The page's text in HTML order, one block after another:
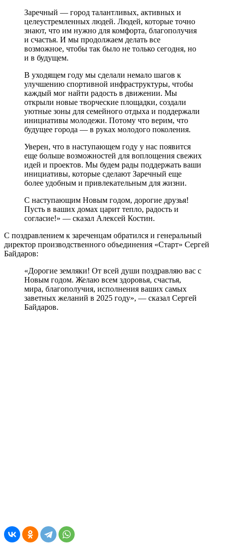
Заречный — город талантливых, активных и
целеустремленных людей. Людей, которые точно
знают, что им нужно для комфорта, благополучия
и счастья. И мы продолжаем делать все
возможное, чтобы так было не только сегодня, но
и в будущем.
В уходящем году мы сделали немало шагов к
улучшению спортивной инфраструктуры, чтобы
каждый мог найти радость в движении. Мы
открыли новые творческие площадки, создали
уютные зоны для семейного отдыха и поддержали
инициативы молодежи. Потому что верим, что
будущее города — в руках молодого поколения.
Уверен, что в наступающем году у нас появится
еще больше возможностей для воплощения свежих
идей и проектов. Мы будем рады поддержать ваши
инициативы, которые сделают Заречный еще
более удобным и привлекательным для жизни.
С наступающим Новым годом, дорогие друзья!
Пусть в ваших домах царит тепло, радость и
согласие!» — сказал Алексей Костин.
С поздравлением к зареченцам обратился и генеральный
директор производственного объединения «Старт» Сергей
Байдаров:
«Дорогие земляки! От всей души поздравляю вас с
Новым годом. Желаю всем здоровья, счастья,
мира, благополучия, исполнения ваших самых
заветных желаний в 2025 году», — сказал Сергей
Байдаров.